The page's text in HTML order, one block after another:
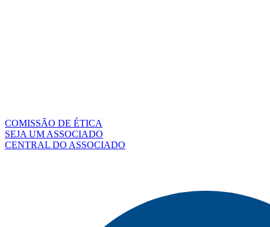
COMISSÃO DE ÉTICA
SEJA UM ASSOCIADO
CENTRAL DO ASSOCIADO